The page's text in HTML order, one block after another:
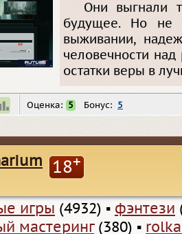
Они выгнали
будущее. Но не
выживании,
человечности
остатки веры в
Оценка: 5 Бонус: 5
18+
игры (4932) ▪ фэнтези
мастеринг(380) ▪